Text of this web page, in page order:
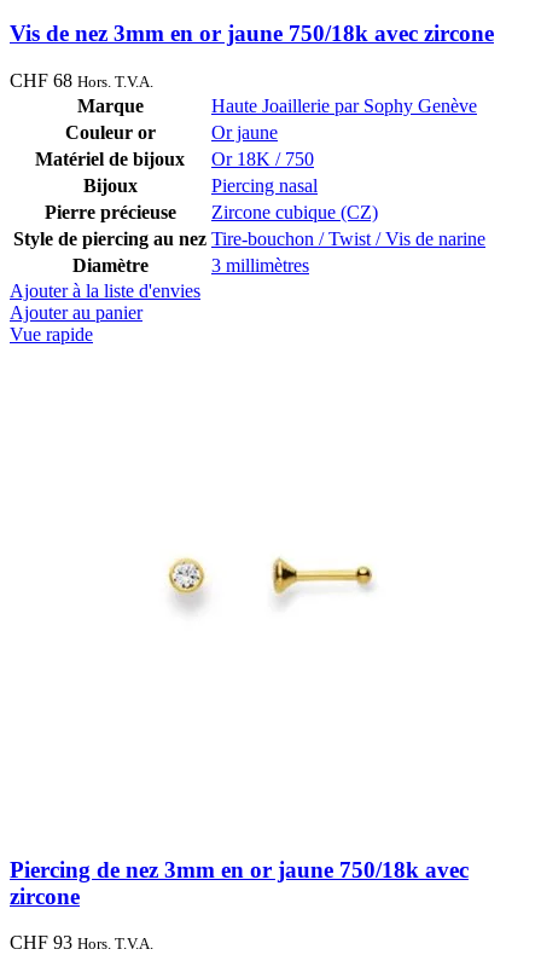
Vis de nez 3mm en or jaune 750/18k avec zircone
CHF 68 Hors. T.V.A.
Marque
Haute Joaillerie par Sophy Genève
Couleur or
Or jaune
Matériel de bijoux
Or 18K / 750
Bijoux
Piercing nasal
Pierre précieuse
Zircone cubique (CZ)
Style de piercing au nez Tire-bouchon / Twist / Vis de narine
Diamètre
3 millimètres
Ajouter à la liste d'envies
Ajouter au panier
Vue rapide
Piercing de nez 3mm en or jaune 750/18k avec
zircone
CHF 93 Hors. T.V.A.